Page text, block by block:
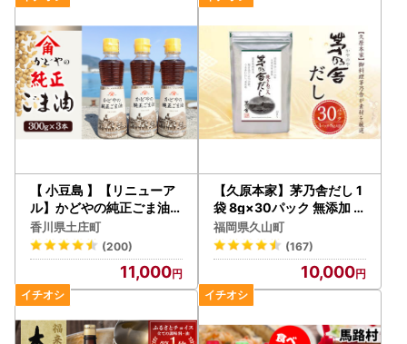
【 小豆島 】【リニューア
ル】かどやの純正ごま油3
00ｇ×3本セット 小豆島
オリジナルラベル 食用油
調味料
香川県土庄町
(200)
11,000
【久原本家】茅乃舎だし 1
袋 8g×30パック 無添加 粉
末だし 焼きあご
福岡県久山町
(167)
10,000